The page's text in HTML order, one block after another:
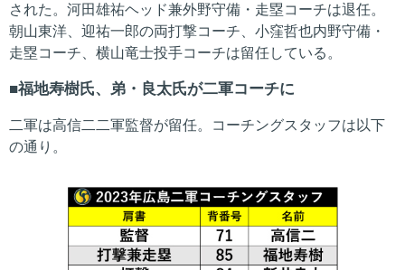
された。河田雄祐ヘッド兼外野守備・走塁コーチは退任。
朝山東洋、迎祐一郎の両打撃コーチ、小窪哲也内野守備・
走塁コーチ、横山竜士投手コーチは留任している。
福地寿樹氏、弟・良太氏が二軍コーチに
二軍は高信二二軍監督が留任。コーチングスタッフは以下
の通り。